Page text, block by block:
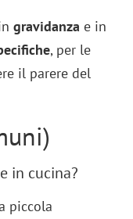
gravidanza e in
, per le
il parere del
in cucina?
piccola